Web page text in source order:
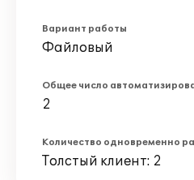
Вариант работы
Файловый
Общее число
2
Количество одновременно
Толстый клиент: 2